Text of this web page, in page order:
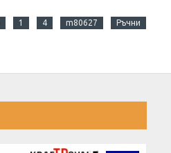
1 4 m80627 Ръчни